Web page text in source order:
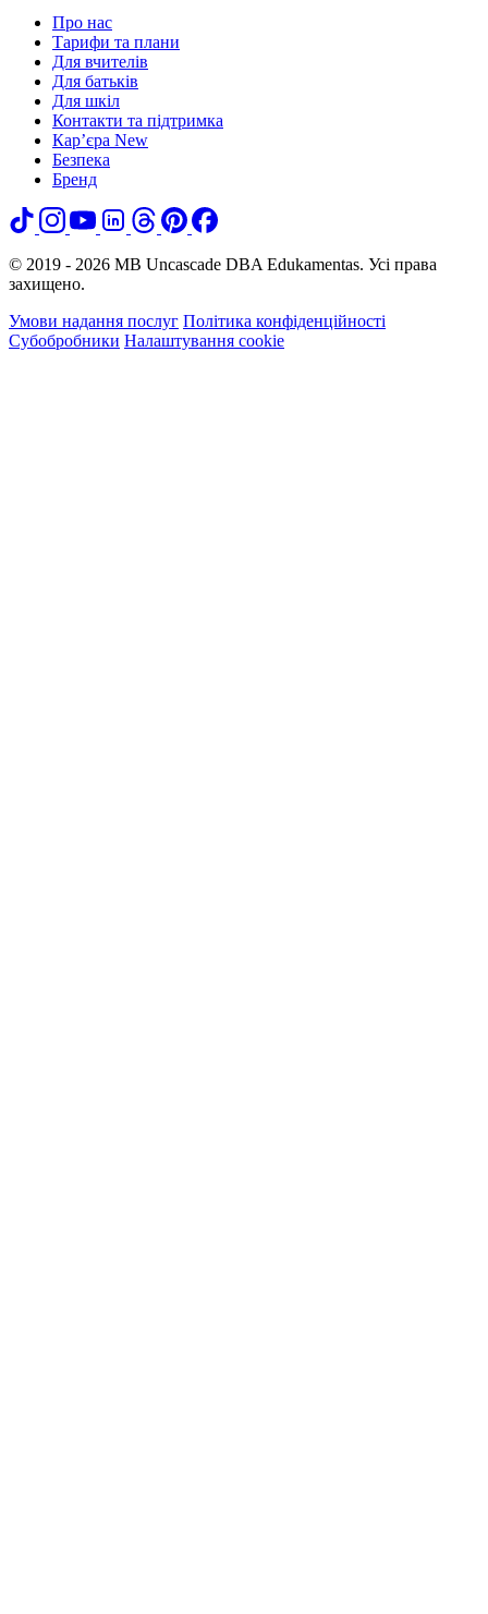
Про нас
Тарифи та плани
Для вчителів
Для батьків
Для шкіл
Контакти та підтримка
Кар’єра New
Безпека
Бренд
© 2019 - 2026 MB Uncascade DBA Edukamentas. Усі права
захищено.
Умови надання послуг Політика конфіденційності
Субобробники Налаштування cookie